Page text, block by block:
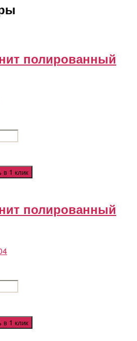
полированный
в 1 клик
полированный
в 1 клик